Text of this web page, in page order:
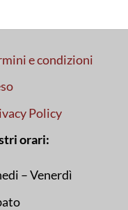
e condizioni
Policy
orari:
– Venerdì